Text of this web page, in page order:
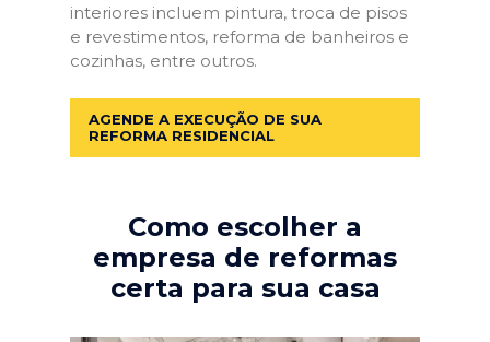
interiores incluem pintura, troca de pisos
e revestimentos, reforma de banheiros e
cozinhas, entre outros.
AGENDE A EXECUÇÃO DE SUA
REFORMA RESIDENCIAL
Como escolher a
empresa de reformas
certa para sua casa